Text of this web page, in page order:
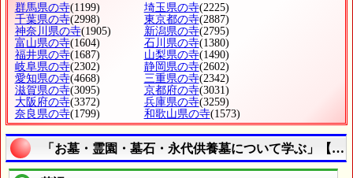
群馬県の寺(1199) 埼玉県の寺(2225)
千葉県の寺(2998) 東京都の寺(2887)
神奈川県の寺(1905) 新潟県の寺(2795)
富山県の寺(1604) 石川県の寺(1380)
福井県の寺(1687) 山梨県の寺(1490)
岐阜県の寺(2302) 静岡県の寺(2602)
愛知県の寺(4668) 三重県の寺(2342)
滋賀県の寺(3095) 京都府の寺(3031)
大阪府の寺(3372) 兵庫県の寺(3259)
奈良県の寺(1799) 和歌山県の寺(1573)
「お墓・霊園・墓石・永代供養墓について学ぶ」【宗